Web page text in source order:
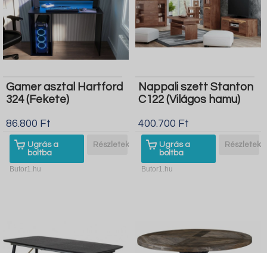
Gamer asztal Hartford
324 (Fekete)
86.800 Ft
Ugrás a
boltba
Részletek
Butor1.hu
Nappali szett Stanton
C122 (Világos hamu)
400.700 Ft
Ugrás a
boltba
Részletek
Butor1.hu